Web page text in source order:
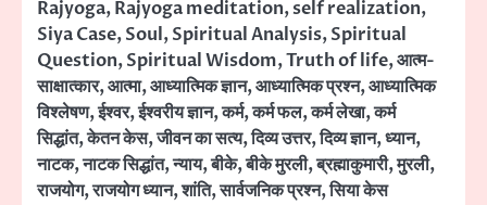
Rajyoga,Rajyoga meditation,self realization,
Siya Case,Soul,Spiritual Analysis,Spiritual
Question,Spiritual Wisdom,Truth of life,आत्म-
साक्षात्कार,आत्मा,आध्यात्मिक ज्ञान,आध्यात्मिक प्रश्न,आध्यात्मिक
विश्लेषण,ईश्वर,ईश्वरीय ज्ञान,कर्म,कर्म फल,कर्म लेखा,कर्म
सिद्धांत,केतन केस,जीवन का सत्य,दिव्य उत्तर,दिव्य ज्ञान,ध्यान,
नाटक,नाटक सिद्धांत,न्याय,बीके,बीके मुरली,ब्रह्माकुमारी,मुरली,
राजयोग,राजयोग ध्यान,शांति,सार्वजनिक प्रश्न,सिया केस